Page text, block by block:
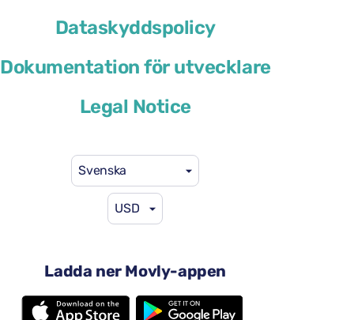
Dataskyddspolicy
Dokumentation för utvecklare
Legal Notice
Svenska
USD
Ladda ner Movly-appen
eller liknande
per dag
Automatisk växellåda
5 säten
4 stora resväskor